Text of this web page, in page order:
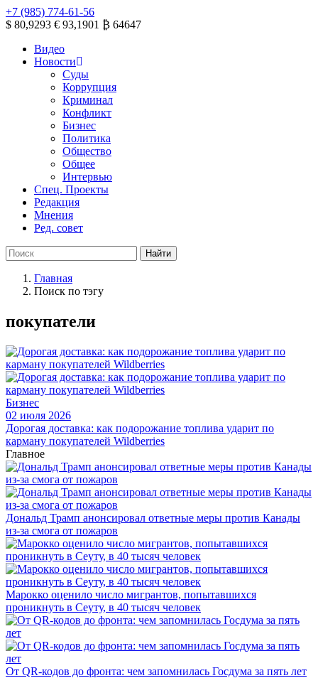
+7 (985) 774-61-56
$ 80,9293 € 93,1901 ₿ 64647
Видео
Новости
Суды
Коррупция
Криминал
Конфликт
Бизнес
Политика
Общество
Общее
Интервью
Спец. Проекты
Редакция
Мнения
Ред. совет
Главная
Поиск по тэгу
покупатели
Бизнес
02 июля 2026
Дорогая доставка: как подорожание топлива ударит по
карману покупателей Wildberries
Главное
Дональд Трамп анонсировал ответные меры против Канады
из-за смога от пожаров
Марокко оценило число мигрантов, попытавшихся
проникнуть в Сеуту, в 40 тысяч человек
От QR-кодов до фронта: чем запомнилась Госдума за пять лет